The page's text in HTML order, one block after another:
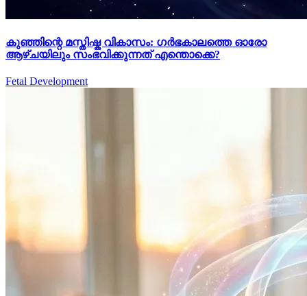
കുഞ്ഞിന്റെ മസ്തിഷ്ക വികാസം: ഗർഭകാലത്തെ ഓരോ
ആഴ്ചയിലും സംഭവിക്കുന്നത് എന്തൊക്കെ?
Fetal Development